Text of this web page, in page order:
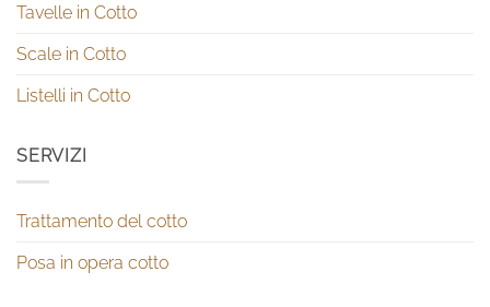
Tavelle in Cotto
Scale in Cotto
Listelli in Cotto
SERVIZI
Trattamento del cotto
Posa in opera cotto